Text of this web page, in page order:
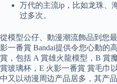
万代的主流ip，比如龙珠、
过多次。
從模型公仔、動漫潮流飾品到您
影一番賞 Bandai提供令您心動的
賞，包括 A 賞雄火龍模型，B 賞
賞玻璃杯，E 火影一番賞 賞毛巾
中又以动漫周边产品居多，其产